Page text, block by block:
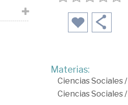
Materias:
Ciencias Sociales/
Ciencias Sociales/